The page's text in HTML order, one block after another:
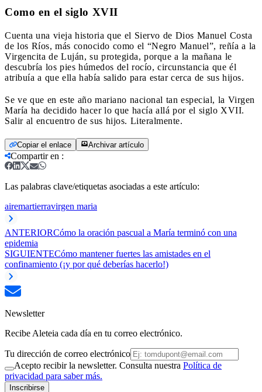
Como en el siglo XVII
Cuenta una vieja historia que el Siervo de Dios Manuel Costa
de los Ríos, más conocido como el “Negro Manuel”, reñía a la
Virgencita de Luján, su protegida, porque a la mañana le
descubría los pies húmedos del rocío, circunstancia que él
atribuía a que ella había salido para estar cerca de sus hijos.
Se ve que en este año mariano nacional tan especial, la Virgen
María ha decidido hacer lo que hacía allá por el siglo XVII.
Salir al encuentro de sus hijos. Literalmente.
Copiar el enlace Archivar artículo
Compartir en :
Las palabras clave/etiquetas asociadas a este artículo:
airemartierravirgen maria
ANTERIORCómo la oración pascual a María terminó con una
epidemia
SIGUIENTECómo mantener fuertes las amistades en el
confinamiento (¡y por qué deberías hacerlo!)
Newsletter
Recibe Aleteia cada día en tu correo electrónico.
Tu dirección de correo electrónico
Acepto recibir la newsletter. Consulta nuestra Política de
privacidad para saber más.
Inscribirse